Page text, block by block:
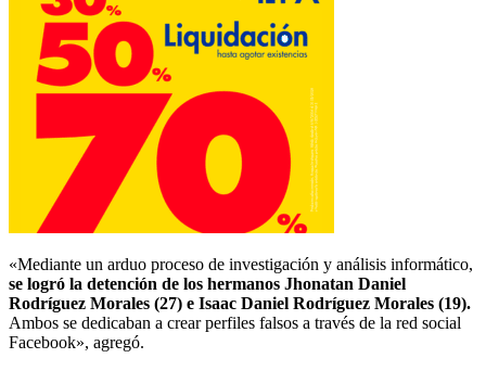
«Mediante un arduo proceso de investigación y análisis informático,
se logró la detención de los hermanos Jhonatan Daniel
Rodríguez Morales (27) e Isaac Daniel Rodríguez Morales (19).
Ambos se dedicaban a crear perfiles falsos a través de la red social
Facebook», agregó.